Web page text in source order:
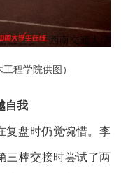
程学院供图）
自我
复盘时仍觉惋惜。李
三棒交接时尝试了两